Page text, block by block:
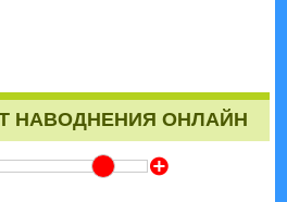
НАВОДНЕНИЯ ОНЛАЙН
Z